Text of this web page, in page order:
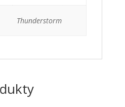
Thunderstorm